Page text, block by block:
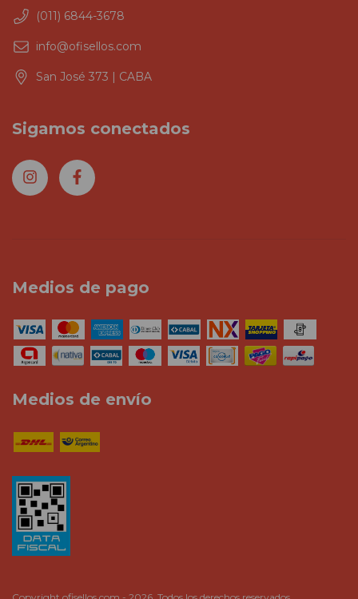
(011) 6844-3678
info@ofisellos.com
San José 373 | CABA
Sigamos conectados
Medios de pago
Medios de envío